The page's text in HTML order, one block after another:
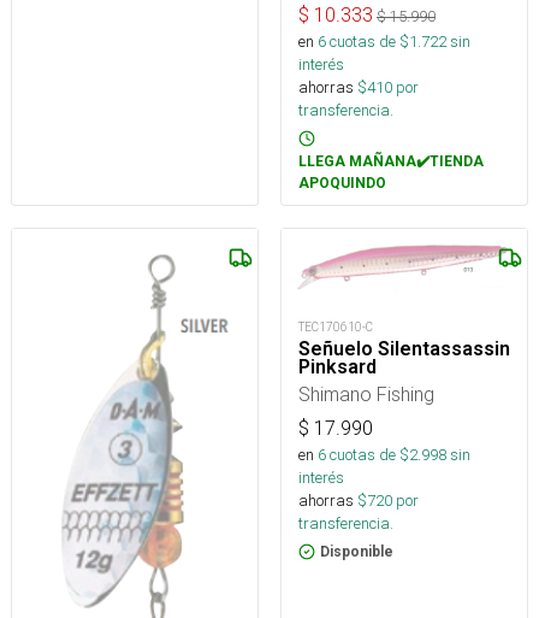
$ 10.333 $15.990
en 6cuotas de $1.722sin
interés
ahorras $410 por
transferencia.
LLEGA MAÑANA✔️TIENDA
APOQUINDO
TEC170610-C
Señuelo Silentassassin
Pinksard
Shimano Fishing
$ 17.990
en 6cuotas de $2.998sin
interés
ahorras $720 por
transferencia.
Disponible